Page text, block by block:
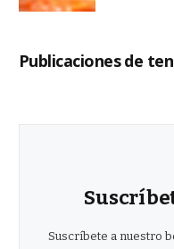
Publicaciones de
Suscríbete a nuestro